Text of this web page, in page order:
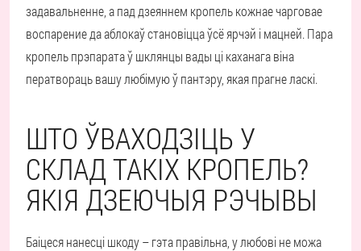
задавальненне, а пад дзеяннем кропель кожнае чарговае
воспарение да аблокаў становіцца ўсё ярчэй і мацней. Пара
кропель прэпарата ў шклянцы вады ці каханага віна
ператвораць вашу любімую ў пантэру, якая прагне ласкі.
ШТО ЎВАХОДЗІЦЬ У
СКЛАД ТАКІХ КРОПЕЛЬ?
ЯКІЯ ДЗЕЮЧЫЯ РЭЧЫВЫ
Баіцеся нанесці шкоду – гэта правільна, у любові не можа